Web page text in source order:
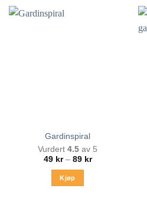
Gardinspiral
Vurdert 4.5 av 5
49 kr – 89 krPrisområde:
Kjøp